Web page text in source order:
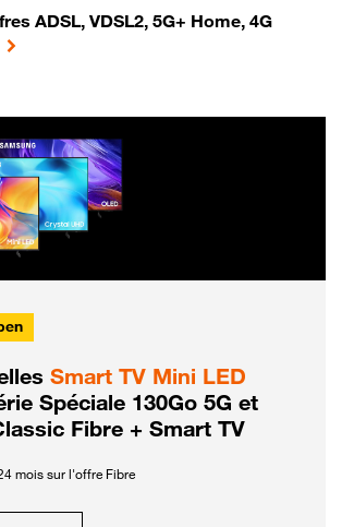
ADSL, VDSL2, 5G+ Home, 4G
Smart TV Mini LED
Spéciale 130Go 5G et
Fibre + Smart TV
mois sur l'offre Fibre